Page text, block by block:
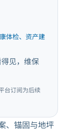
体检、资产建
见，维保
台订阅为后续
、锚固与地坪